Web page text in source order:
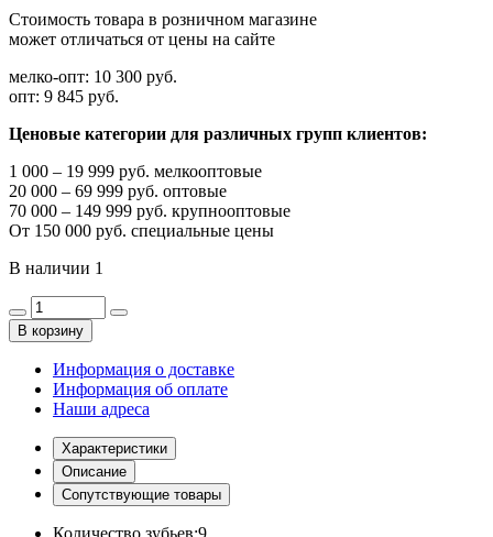
Стоимость товара в розничном магазине
может отличаться от цены на сайте
мелко-опт: 10 300 руб.
опт: 9 845 руб.
Ценовые категории для различных групп клиентов:
1 000 – 19 999 руб. мелкооптовые
20 000 – 69 999 руб. оптовые
70 000 – 149 999 руб. крупнооптовые
От 150 000 руб. специальные цены
В наличии 1
В корзину
Информация о доставке
Информация об оплате
Наши адреса
Характеристики
Описание
Сопутствующие товары
Количество зубьев:9